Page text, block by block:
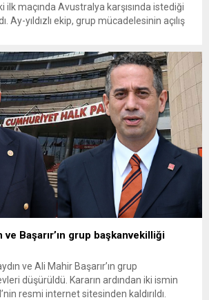
ilk maçında Avustralya karşısında istediği
Ay-yıldızlı ekip, grup mücadelesinin açılış
kontrollü bir oyun sergilerken, Avustralya
etkili olmaya...
ve Başarır’ın grup başkanvekilliği
ve Ali Mahir Başarır’ın grup
düşürüldü. Kararın ardından iki ismin
resmi internet sitesinden kaldırıldı.